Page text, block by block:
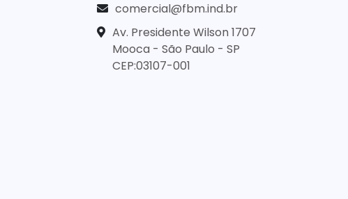
comercial@fbm.ind.br
Av. Presidente Wilson 1707
Mooca - São Paulo - SP
CEP:03107-001